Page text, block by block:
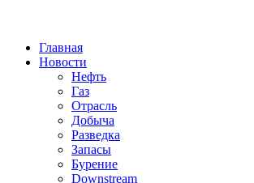
Главная
Новости
Нефть
Газ
Отрасль
Добыча
Разведка
Запасы
Бурение
Downstream